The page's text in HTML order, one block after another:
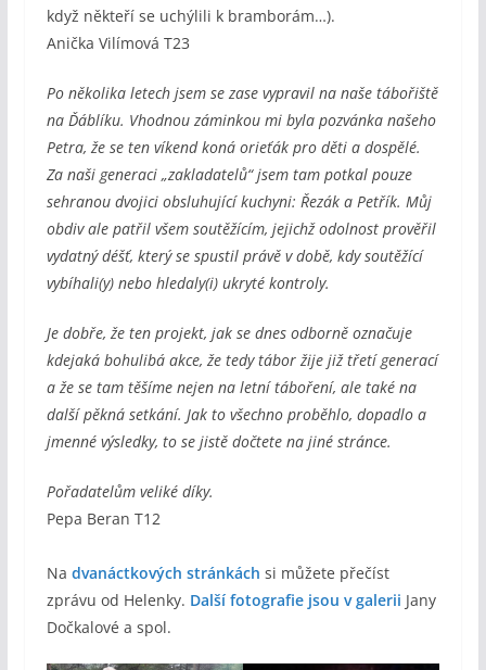
když někteří se uchýlili k bramborám…).
Anička Vilímová T23
Po několika letech jsem se zase vypravil na naše tábořiště
na Ďáblíku. Vhodnou záminkou mi byla pozvánka našeho
Petra, že se ten víkend koná orieťák pro děti a dospělé.
Za naši generaci „zakladatelů“ jsem tam potkal pouze
sehranou dvojici obsluhující kuchyni: Řezák a Petřík. Můj
obdiv ale patřil všem soutěžícím, jejichž odolnost prověřil
vydatný déšť, který se spustil právě v době, kdy soutěžící
vybíhali(y) nebo hledaly(i) ukryté kontroly.
Je dobře, že ten projekt, jak se dnes odborně označuje
kdejaká bohulibá akce, že tedy tábor žije již třetí generací
a že se tam těšíme nejen na letní táboření, ale také na
další pěkná setkání. Jak to všechno proběhlo, dopadlo a
jmenné výsledky, to se jistě dočtete na jiné stránce.
Pořadatelům veliké díky.
Pepa Beran T12
Na dvanáctkových stránkách si můžete přečíst
zprávu od Helenky. Další fotografie jsou v galerii Jany
Dočkalové a spol.